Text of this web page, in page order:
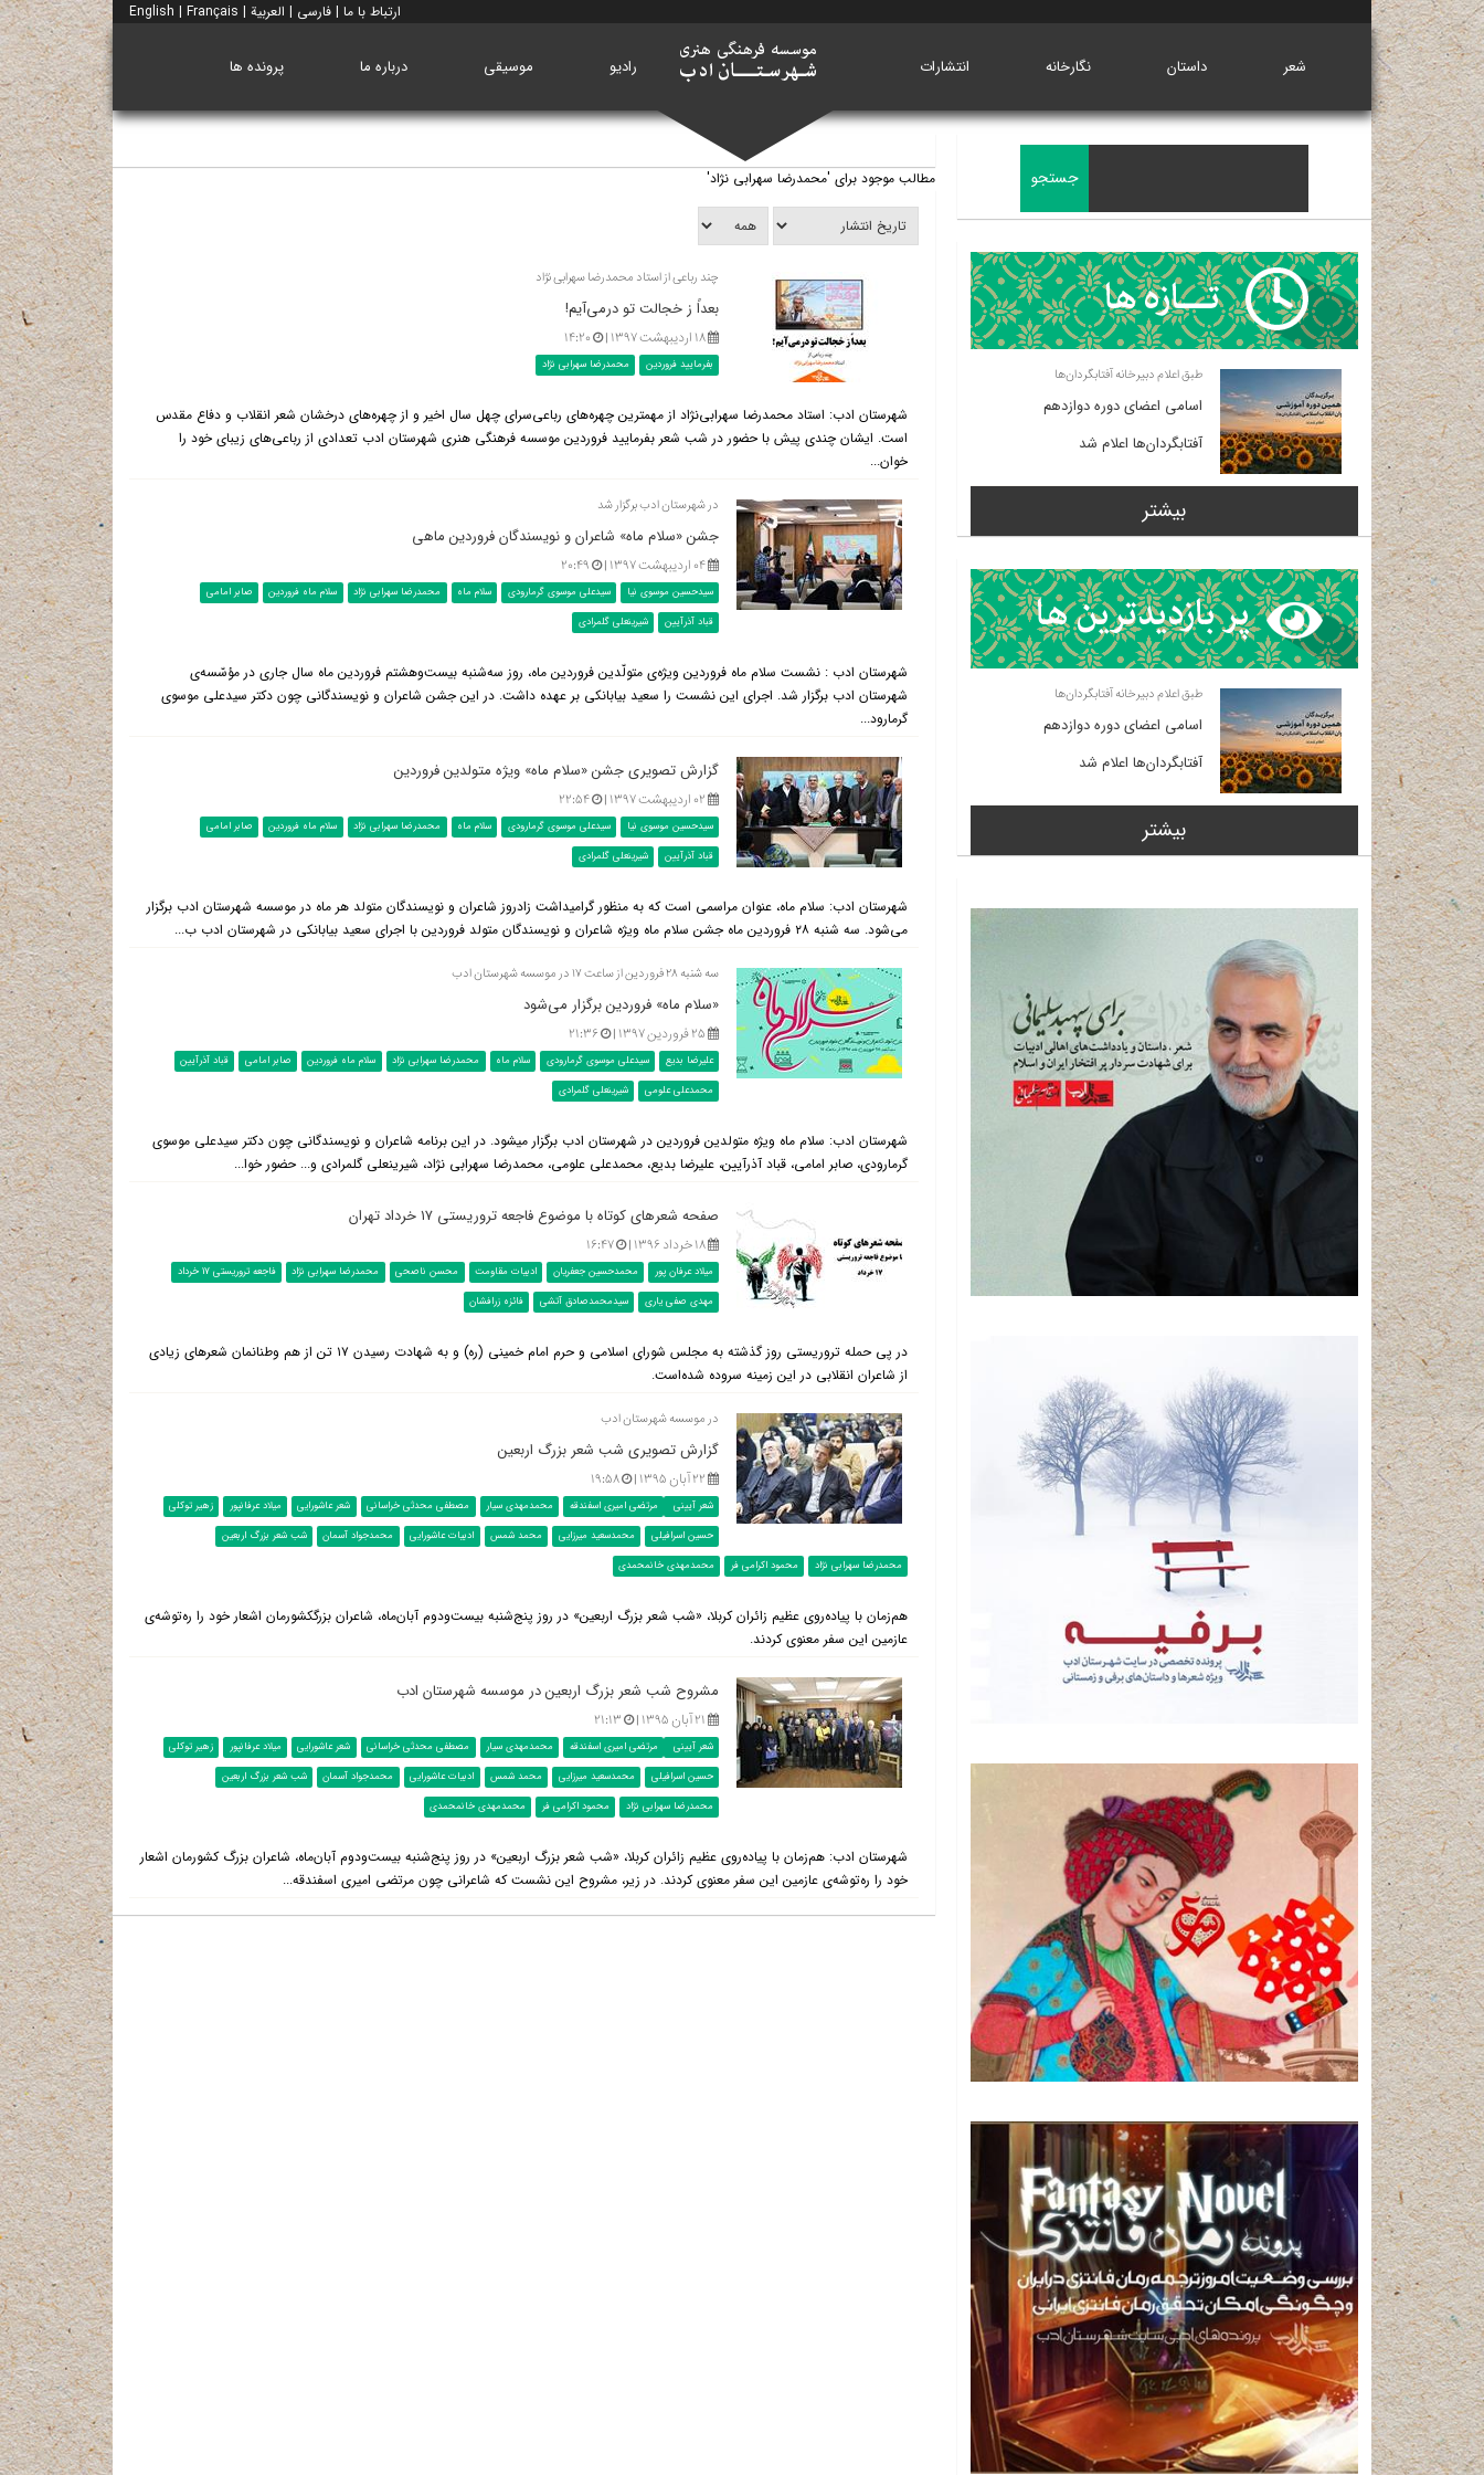
ارتباط با ما | فارسی | العربية |
English | Français
شعر داستان نگارخانه انتشارات خانه رادیو موسیقی درباره ما پرونده ها
مطالب موجود برای 'محمدرضا سهرابی نژاد'
چند رباعی از استاد محمدرضا سهرابی نژاد
بعداً ز خجالت تو درمی‌آیم!
۱۸ اردیبهشت ۱۳۹۷ | ۱۴:۲۰
بفرمایید فروردین محمدرضا سهرابی نژاد
شهرستان ادب: استاد محمدرضا سهرابی‌نژاد از مهمترین چهره‌های رباعی‌سرای چهل سال اخیر و از چهره‌های درخشان شعر انقلاب و دفاع مقدس
است. ایشان چندی پیش با حضور در شب شعر بفرمایید فروردین موسسه فرهنگی هنری شهرستان ادب تعدادی از رباعی‌های زیبای خود را
خوان...
در شهرستان ادب برگزار شد
جشن «سلام ماه» شاعران و نویسندگان فروردین ماهی
۰۴ اردیبهشت ۱۳۹۷ | ۲۰:۴۹
سیدحسین موسوی نیا سیدعلی موسوی گرمارودی سلام ماه محمدرضا سهرابی نژاد سلام ماه فروردین
صابر امامی
قباد آذرآیین
شیرینعلی گلمرادی
شهرستان ادب : نشست سلام ماه فروردین ویژه‌ی متولّدین فروردین ماه، روز سه‌شنبه بیست‌وهشتم فروردین ماه سال جاری در مؤسّسه‌ی
شهرستان ادب برگزار شد. اجرای این نشست را سعید بیابانکی بر عهده داشت. در این جشن شاعران و نویسندگانی چون دکتر سیدعلی موسوی
گرمارود...
گزارش تصویری جشن «سلام ماه» ویژه متولدین فروردین
۰۲ اردیبهشت ۱۳۹۷ | ۲۲:۵۴
سیدحسین موسوی نیا سیدعلی موسوی گرمارودی سلام ماه محمدرضا سهرابی نژاد سلام ماه فروردین
صابر امامی
قباد آذرآیین
شیرینعلی گلمرادی
شهرستان ادب: سلام ماه، عنوان مراسمی است که به منظور گرامیداشت زادروز شاعران و نویسندگان متولد هر ماه در موسسه شهرستان ادب برگزار
می‌شود. سه شنبه ۲۸ فروردین ماه جشن سلام ماه ویژه شاعران و نویسندگان متولد فروردین با اجرای سعید بیابانکی در شهرستان ادب ب...
سه شنبه ۲۸ فروردین از ساعت ۱۷ در موسسه شهرستان ادب
«سلام ماه» فروردین برگزار می‌شود
۲۵ فروردین ۱۳۹۷ | ۲۱:۳۶
علیرضا بدیع سیدعلی موسوی گرمارودی سلام ماه محمدرضا سهرابی نژاد سلام ماه فروردین صابر امامی
قباد آذرآیین
محمدعلی علومی
شیرینعلی گلمرادی
شهرستان ادب: سلام ماه ویژه متولدین فروردین در شهرستان ادب برگزار می‎شود. در این برنامه شاعران و نویسندگانی چون دکتر سیدعلی موسوی
گرمارودی، صابر امامی، قباد آذرآیین، علیرضا بدیع، محمدعلی علومی، محمدرضا سهرابی نژاد، شیرینعلی گلمرادی و... حضور خوا...
صفحه شعرهای کوتاه با موضوع فاجعه تروریستی ۱۷ خرداد تهران
۱۸ خرداد ۱۳۹۶ | ۱۶:۴۷
میلاد عرفان پور محمدحسین جعفریان ادبیات مقاومت محسن ناصحی محمدرضا سهرابی نژاد
فاجعه تروریستی 17 خرداد
مهدی صفی یاری
سیدمحمدصادق آتشی فائزه زرافشان
در پی حمله تروریستی روز گذشته به مجلس شورای اسلامی و حرم امام خمینی (ره) و به شهادت رسیدن ۱۷ تن از هم وطنانمان شعر‌های زیادی
از شاعران انقلابی در این زمینه سروده شده‌است.
در موسسه شهرستان ادب
گزارش تصویری شب شعر بزرگ اربعین
۲۲ آبان ۱۳۹۵ | ۱۹:۵۸
شعر آیینی مرتضی امیری اسفندقه محمدمهدی سیار مصطفی محدثی خراسانی شعر عاشورایی میلاد عرفانپور
زهیر توکلی
حسین اسرافیلی
محمدسعید میرزایی محمد شمس ادبیات عاشورایی محمدجواد آسمان
شب شعر بزرگ اربعین
محمدرضا سهرابی نژاد
محمود اکرامی فر محمدمهدی خانمحمدی
هم‌زمان با پیاده‌روی عظیم زائران کربلا، «شب شعر بزرگ اربعین» در روز پنج‌شنبه بیست‌ودوم آبان‌ماه، شاعران بزرگکشورمان اشعار خود را ره‌توشه‌ی
عازمین این سفر معنوی کردند.
مشروح شب شعر بزرگ اربعین در موسسه شهرستان ادب
۲۱ آبان ۱۳۹۵ | ۲۱:۱۳
شعر آیینی مرتضی امیری اسفندقه محمدمهدی سیار مصطفی محدثی خراسانی شعر عاشورایی میلاد عرفانپور
زهیر توکلی
حسین اسرافیلی
محمدسعید میرزایی محمد شمس ادبیات عاشورایی محمدجواد آسمان
شب شعر بزرگ اربعین
محمدرضا سهرابی نژاد
محمود اکرامی فر محمدمهدی خانمحمدی
شهرستان ادب: هم‌زمان با پیاده‌روی عظیم زائران کربلا، «شب شعر بزرگ اربعین» در روز پنج‌شنبه بیست‌ودوم آبان‌ماه، شاعران بزرگ کشورمان اشعار
خود را ره‌توشه‌ی عازمین این سفر معنوی کردند. در زیر، مشروح این نشست که شاعرانی چون مرتضی امیری اسفندقه...
طبق اعلام دبیرخانه آفتابگردان‌ها
اسامی اعضای دوره دوازدهم
آفتابگردان‌ها اعلام شد
بیشتر
طبق اعلام دبیرخانه آفتابگردان‌ها
اسامی اعضای دوره دوازدهم
آفتابگردان‌ها اعلام شد
بیشتر